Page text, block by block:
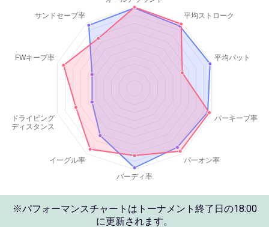
※パフォーマンスチャートはトーナメント終了日の18:00
に更新されます。